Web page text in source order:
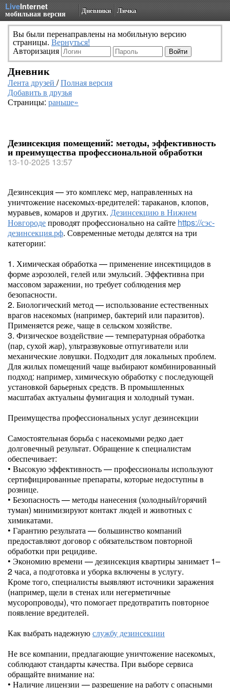
LiveInternet
мобильная версия Дневники Личка
Вы были перенаправлены на мобильную версию
страницы. Вернуться!
Авторизация
Дневник
Лента друзей /Полная версия
Добавить в друзья
Страницы: раньше»
Дезинсекция помещений: методы, эффективность
и преимущества профессиональной обработки
13-10-2025 13:57
Дезинсекция — это комплекс мер, направленных на
уничтожение насекомых-вредителей: тараканов, клопов,
муравьев, комаров и других. Дезинсекцию в Нижнем
Новгородепроводят профессионально на сайте https://сэс-
дезинсекция.рф. Современные методы делятся на три
категории:
1. Химическая обработка — применение инсектицидов в
форме аэрозолей, гелей или эмульсий. Эффективна при
массовом заражении, но требует соблюдения мер
безопасности.
2. Биологический метод — использование естественных
врагов насекомых (например, бактерий или паразитов).
Применяется реже, чаще в сельском хозяйстве.
3. Физическое воздействие — температурная обработка
(пар, сухой жар), ультразвуковые отпугиватели или
механические ловушки. Подходит для локальных проблем.
Для жилых помещений чаще выбирают комбинированный
подход: например, химическую обработку с последующей
установкой барьерных средств. В промышленных
масштабах актуальны фумигация и холодный туман.
Преимущества профессиональных услуг дезинсекции
Самостоятельная борьба с насекомыми редко дает
долговечный результат. Обращение к специалистам
обеспечивает:
• Высокую эффективность — профессионалы используют
сертифицированные препараты, которые недоступны в
рознице.
• Безопасность — методы нанесения (холодный/горячий
туман) минимизируют контакт людей и животных с
химикатами.
• Гарантию результата — большинство компаний
предоставляют договор с обязательством повторной
обработки при рецидиве.
• Экономию времени — дезинсекция квартиры занимает 1–
2 часа, а подготовка и уборка включены в услугу.
Кроме того, специалисты выявляют источники заражения
(например, щели в стенах или негерметичные
мусоропроводы), что помогает предотвратить повторное
появление вредителей.
Как выбрать надежнуюслужбу дезинсекции
Не все компании, предлагающие уничтожение насекомых,
соблюдают стандарты качества. При выборе сервиса
обращайте внимание на:
• Наличие лицензии — разрешение на работу с опасными